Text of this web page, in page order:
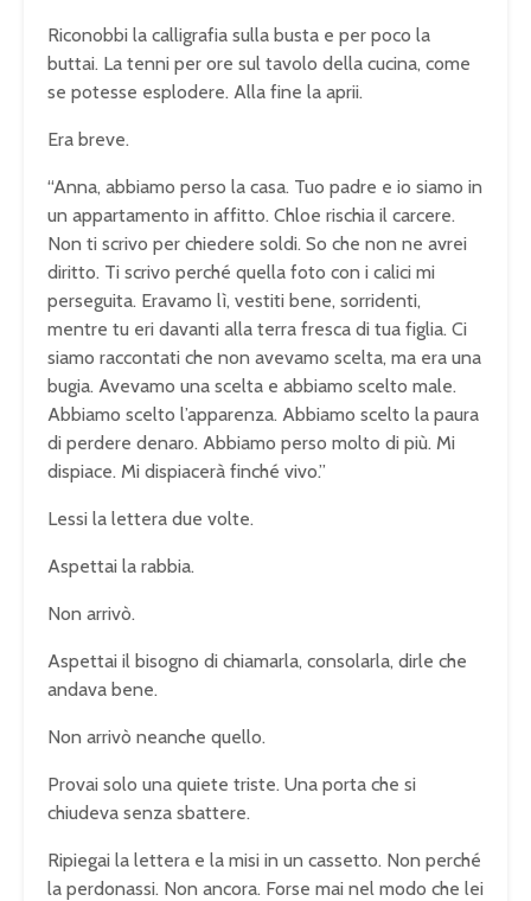
Riconobbi la calligrafia sulla busta e per poco la
buttai. La tenni per ore sul tavolo della cucina, come
se potesse esplodere. Alla fine la aprii.
Era breve.
“Anna, abbiamo perso la casa. Tuo padre e io siamo in
un appartamento in affitto. Chloe rischia il carcere.
Non ti scrivo per chiedere soldi. So che non ne avrei
diritto. Ti scrivo perché quella foto con i calici mi
perseguita. Eravamo lì, vestiti bene, sorridenti,
mentre tu eri davanti alla terra fresca di tua figlia. Ci
siamo raccontati che non avevamo scelta, ma era una
bugia. Avevamo una scelta e abbiamo scelto male.
Abbiamo scelto l’apparenza. Abbiamo scelto la paura
di perdere denaro. Abbiamo perso molto di più. Mi
dispiace. Mi dispiacerà finché vivo.”
Lessi la lettera due volte.
Aspettai la rabbia.
Non arrivò.
Aspettai il bisogno di chiamarla, consolarla, dirle che
andava bene.
Non arrivò neanche quello.
Provai solo una quiete triste. Una porta che si
chiudeva senza sbattere.
Ripiegai la lettera e la misi in un cassetto. Non perché
la perdonassi. Non ancora. Forse mai nel modo che lei